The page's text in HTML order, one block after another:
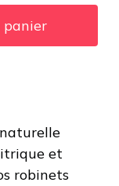
panier
et
robinets